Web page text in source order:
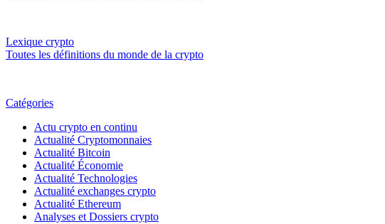
Lexique crypto
Toutes les définitions du monde de la crypto
Catégories
Actu crypto en continu
Actualité Cryptomonnaies
Actualité Bitcoin
Actualité Économie
Actualité Technologies
Actualité exchanges crypto
Actualité Ethereum
Analyses et Dossiers crypto